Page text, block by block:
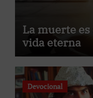
La muerte
vida eterna
Devocional